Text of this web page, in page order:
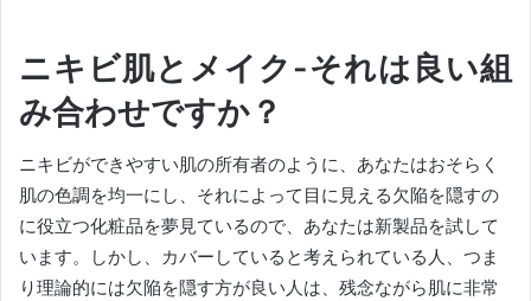
ニキビ肌とメイク-それは良い組
み合わせですか？
ニキビができやすい肌の所有者のように、あなたはおそらく
肌の色調を均一にし、それによって目に見える欠陥を隠すの
に役立つ化粧品を夢見ているので、あなたは新製品を試して
います。
しかし、カバーしていると考えられている人、つま
り理論的には欠陥を隠す方が良い人は、残念ながら肌に非常